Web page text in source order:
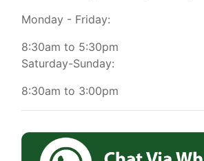
Monday - Friday:
8:30am to 5:30pm
Saturday-Sunday:
8:30am to 3:00pm